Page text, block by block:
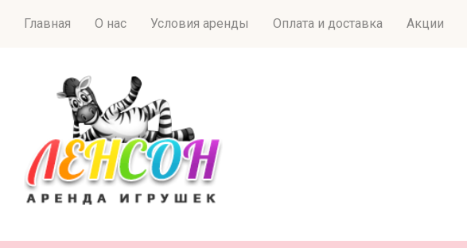
Главная О нас Условия аренды Оплата и доставка Акции